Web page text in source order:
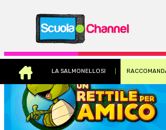
LA SALMONELLOSI